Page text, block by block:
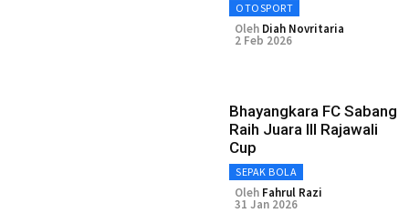
OTOSPORT
Oleh Diah Novritaria
2 Feb 2026
Bhayangkara FC Sabang
Raih Juara III Rajawali
Cup
SEPAK BOLA
Oleh Fahrul Razi
31 Jan 2026